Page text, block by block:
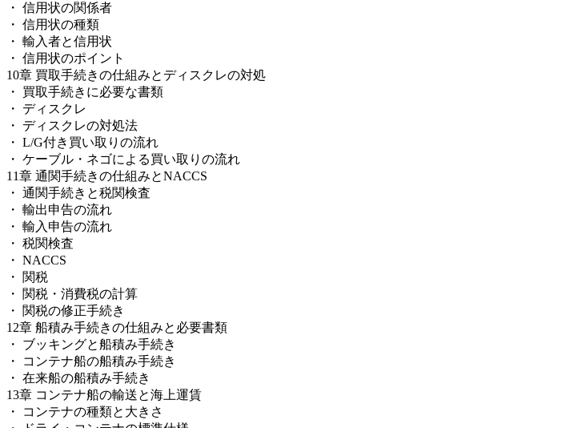
・ 信用状の関係者
・ 信用状の種類
・ 輸入者と信用状
・ 信用状のポイント
10章 買取手続きの仕組みとディスクレの対処
・ 買取手続きに必要な書類
・ ディスクレ
・ ディスクレの対処法
・ L/G付き買い取りの流れ
・ ケーブル・ネゴによる買い取りの流れ
11章 通関手続きの仕組みとNACCS
・ 通関手続きと税関検査
・ 輸出申告の流れ
・ 輸入申告の流れ
・ 税関検査
・ NACCS
・ 関税
・ 関税・消費税の計算
・ 関税の修正手続き
12章 船積み手続きの仕組みと必要書類
・ ブッキングと船積み手続き
・ コンテナ船の船積み手続き
・ 在来船の船積み手続き
13章 コンテナ船の輸送と海上運賃
・ コンテナの種類と大きさ